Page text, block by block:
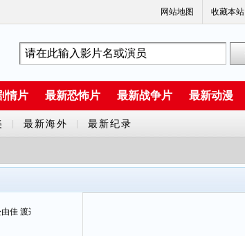
收藏本站
网站地图
情片 最新恐怖片 最新战争片 最新动漫
最新海外 最新纪录
佳 渡边明乃 夏吉ゆうこ